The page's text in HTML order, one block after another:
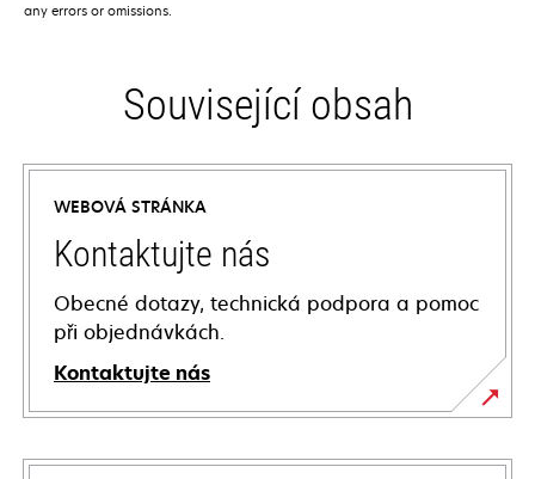
any errors or omissions.
Související obsah
WEBOVÁ STRÁNKA
Kontaktujte nás
Obecné dotazy, technická podpora a pomoc
při objednávkách.
Kontaktujte nás